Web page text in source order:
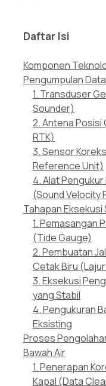
Daftar Isi
Komponen
Pengumpulan
1. Transduser
Sounder)
2. Antena Posisi
RTK)
3. Sensor
Reference Unit)
4. Alat
(Sound Velocity
Tahapan Eksekusi
1. Pemasangan
(Tide Gauge)
2. Pembuatan
Cetak Biru
3. Eksekusi
yang Stabil
4. Pengukuran
Eksisting
Proses
Bawah Air
1. Penerapan
Kapal (Data